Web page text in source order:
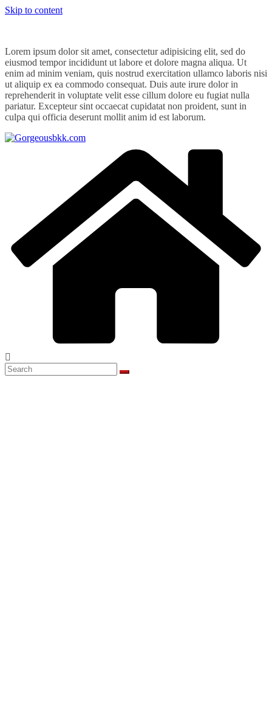
Skip to content
Lorem ipsum dolor sit amet, consectetur adipisicing elit, sed do
eiusmod tempor incididunt ut labore et dolore magna aliqua. Ut
enim ad minim veniam, quis nostrud exercitation ullamco laboris nisi
ut aliquip ex ea commodo consequat. Duis aute irure dolor in
reprehenderit in voluptate velit esse cillum dolore eu fugiat nulla
pariatur. Excepteur sint occaecat cupidatat non proident, sunt in
culpa qui officia deserunt mollit anim id est laborum.